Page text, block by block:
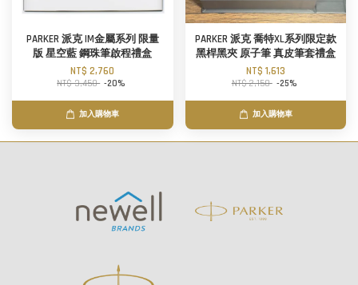
PARKER 派克 IM金屬系列 限量
版 星空藍 鋼珠筆啟程禮盒
NT$ 2,760
NT$ 3,450 -20%
加入購物車
PARKER 派克 喬特XL系列限定款
黑桿黑夾 原子筆 真皮筆套禮盒
NT$ 1,613
NT$ 2,150 -25%
加入購物車